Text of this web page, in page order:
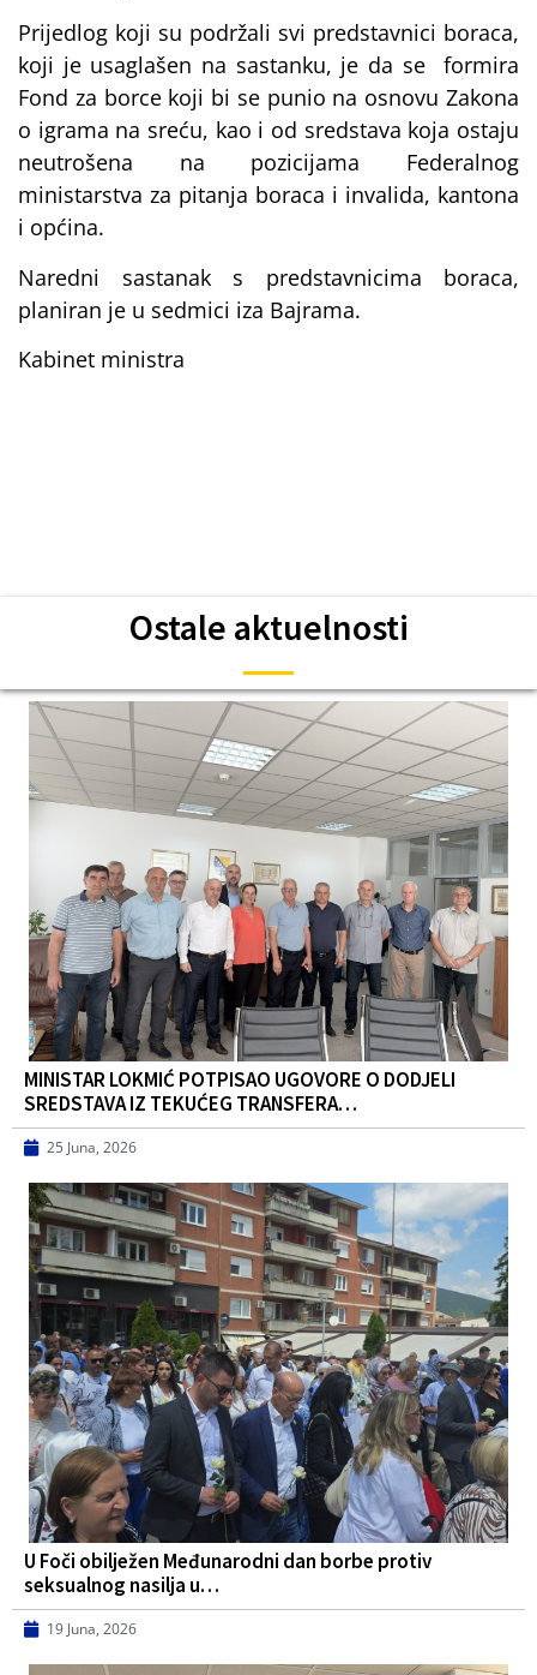
Prijedlog koji su podržali svi predstavnici boraca,
koji je usaglašen na sastanku, je da se formira
Fond za borce koji bi se punio na osnovu Zakona
o igrama na sreću, kao i od sredstava koja ostaju
neutrošena na pozicijama Federalnog
ministarstva za pitanja boraca i invalida, kantona
i općina.
Naredni sastanak s predstavnicima boraca,
planiran je u sedmici iza Bajrama.
Kabinet ministra
Ostale aktuelnosti
MINISTAR LOKMIĆ POTPISAO UGOVORE O DODJELI
SREDSTAVA IZ TEKUĆEG TRANSFERA…
25 Juna, 2026
U Foči obilježen Međunarodni dan borbe protiv
seksualnog nasilja u…
19 Juna, 2026